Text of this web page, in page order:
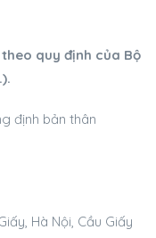
quy định của Bộ
định bản thân
Hà Nội, Cầu Giấy